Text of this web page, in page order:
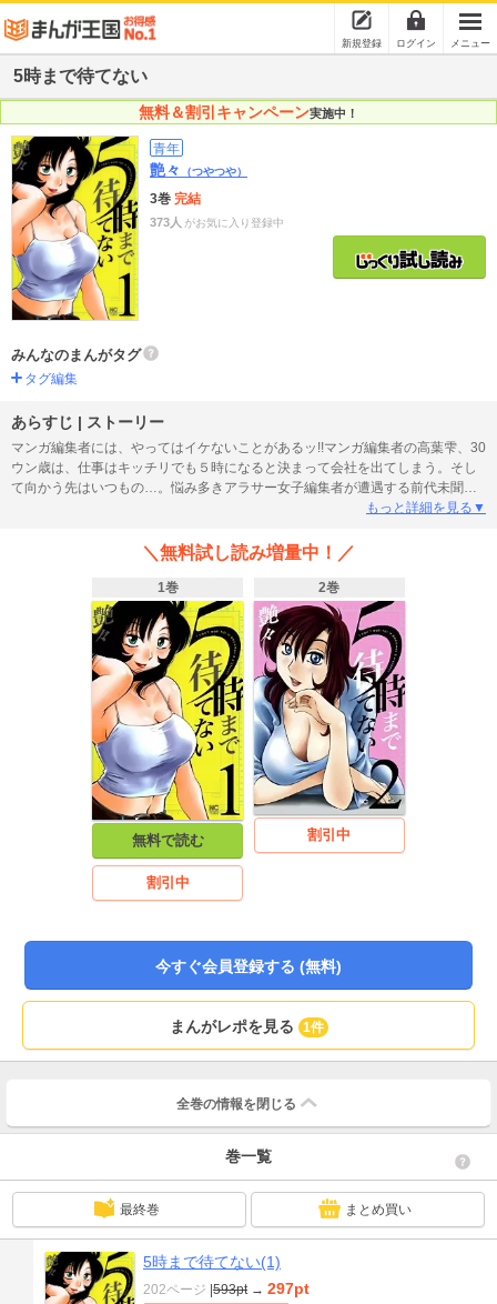
新規登録 ログイン メニュー
5時まで待てない
無料＆割引キャンペーン実施中！
青年
艶々 （つやつや）
3巻 完結
373人 がお気に入り登録中
みんなのまんがタグ
タグ編集
あらすじ | ストーリー
マンガ編集者には、やってはイケないことがあるッ!!マンガ編集者の高葉雫、30
ウン歳は、仕事はキッチリでも５時になると決まって会社を出てしまう。そし
て向かう先はいつもの…。悩み多きアラサー女子編集者が遭遇する前代未聞の
もっと詳細を見る▼
＼無料試し読み増量中！／
1巻
無料で読む
割引中
2巻
割引中
今すぐ会員登録する (無料)
まんがレポを見る 1件
全巻の情報を 閉じる
巻一覧
最終巻 まとめ買い
5時まで待てない(1)
202ページ 593pt → 297pt